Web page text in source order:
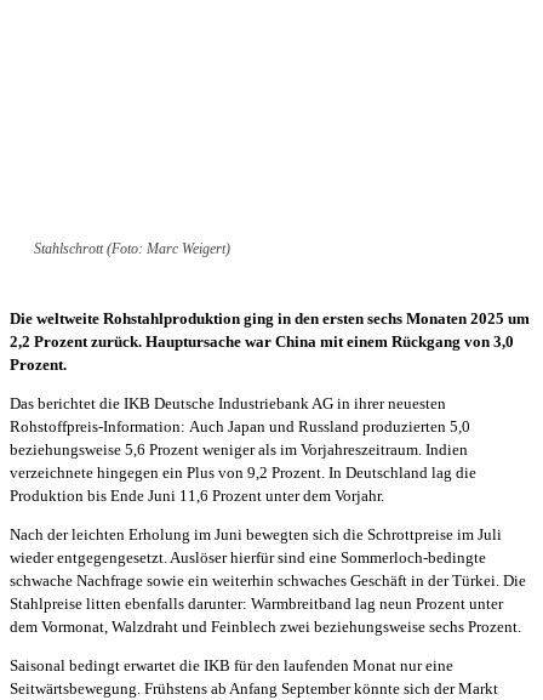
Stahlschrott (Foto: Marc Weigert)
Die weltweite Rohstahlproduktion ging in den ersten sechs Monaten 2025 um
2,2 Prozent zurück. Hauptursache war China mit einem Rückgang von 3,0
Prozent.
Das berichtet die IKB Deutsche Industriebank AG in ihrer neuesten
Rohstoffpreis-Information: Auch Japan und Russland produzierten 5,0
beziehungsweise 5,6 Prozent weniger als im Vorjahreszeitraum. Indien
verzeichnete hingegen ein Plus von 9,2 Prozent. In Deutschland lag die
Produktion bis Ende Juni 11,6 Prozent unter dem Vorjahr.
Nach der leichten Erholung im Juni bewegten sich die Schrottpreise im Juli
wieder entgegengesetzt. Auslöser hierfür sind eine Sommerloch-bedingte
schwache Nachfrage sowie ein weiterhin schwaches Geschäft in der Türkei. Die
Stahlpreise litten ebenfalls darunter: Warmbreitband lag neun Prozent unter
dem Vormonat, Walzdraht und Feinblech zwei beziehungsweise sechs Prozent.
Saisonal bedingt erwartet die IKB für den laufenden Monat nur eine
Seitwärtsbewegung. Frühstens ab Anfang September könnte sich der Markt